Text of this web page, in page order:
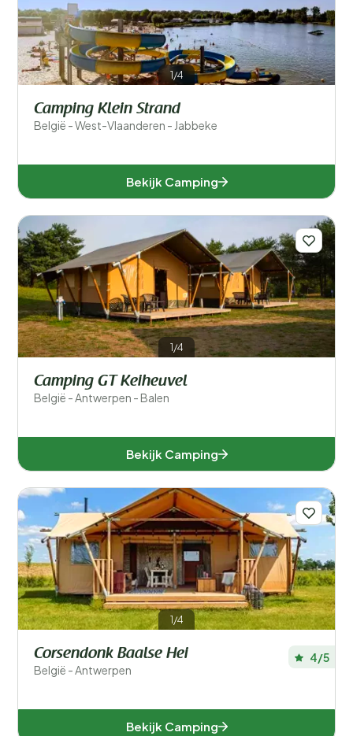
1/4
Camping Klein Strand
België - West-Vlaanderen - Jabbeke
Bekijk Camping
1/4
Camping GT Keiheuvel
België - Antwerpen - Balen
Bekijk Camping
1/4
Corsendonk Baalse Hei
België - Antwerpen
4/5
Bekijk Camping